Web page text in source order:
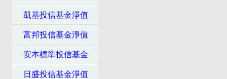
凱基投信基金淨值
富邦投信基金淨值
安本標準投信基金
日盛投信基金淨值